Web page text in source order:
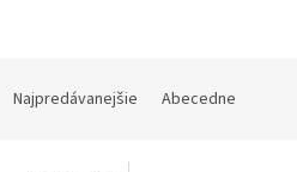
Najpredávanejšie Abecedne